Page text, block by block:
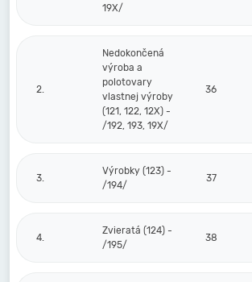
19X/
2.
Nedokončená
výroba a
polotovary
vlastnej výroby
(121, 122, 12X) -
/192, 193, 19X/
36
3.
Výrobky (123) -
/194/
37
4.
Zvieratá (124) -
/195/
38